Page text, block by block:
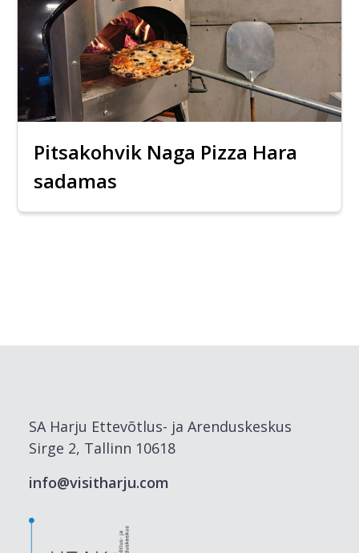
Pitsakohvik Naga Pizza Hara
sadamas
SA Harju Ettevõtlus- ja Arenduskeskus
Sirge 2, Tallinn 10618
info@visitharju.com